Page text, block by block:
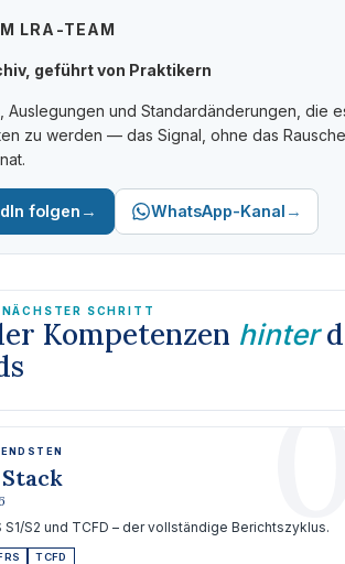
LRA-TEAM
geführt von Praktikern
Auslegungen und Standardänderungen, die
zu werden — das Signal, ohne das
folgen → WhatsApp-Kanal →
NÄCHSTER SCHRITT
Kompetenzen hinter
S1/S2 und TCFD – der vollständige Berichtszyklus.
TCFD